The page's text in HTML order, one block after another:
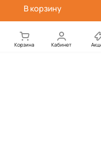
В корзину
Корзина Кабинет